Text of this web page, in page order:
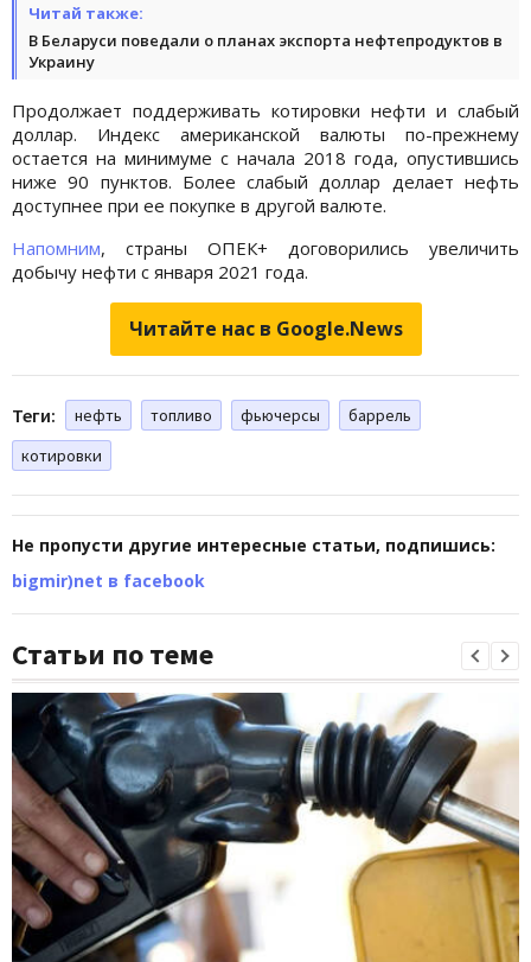
Читай также:
В Беларуси поведали о планах экспорта нефтепродуктов в
Украину
Продолжает поддерживать котировки нефти и слабый
доллар. Индекс американской валюты по-прежнему
остается на минимуме с начала 2018 года, опустившись
ниже 90 пунктов. Более слабый доллар делает нефть
доступнее при ее покупке в другой валюте.
Напомним, страны ОПЕК+ договорились увеличить
добычу нефти с января 2021 года.
Читайте нас в Google.News
Теги: нефть топливо фьючерсы
баррель
котировки
Не пропусти другие интересные статьи, подпишись:
bigmir)net в facebook
Статьи по теме